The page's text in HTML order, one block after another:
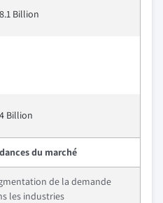
Billion
Billion
du marché
de la demande
les industries